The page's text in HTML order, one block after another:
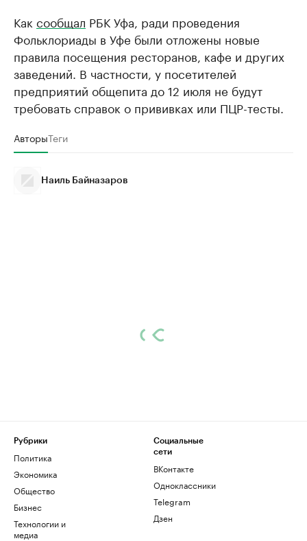
Как сообщал РБК Уфа, ради проведения
Фольклориады в Уфе были отложены новые
правила посещения ресторанов, кафе и других
заведений. В частности, у посетителей
предприятий общепита до 12 июля не будут
требовать справок о прививках или ПЦР-тесты.
АвторыТеги
Наиль Байназаров
Рубрики
Политика
Экономика
Общество
Бизнес
Технологии и
медиа
Социальные
сети
ВКонтакте
Одноклассники
Telegram
Дзен